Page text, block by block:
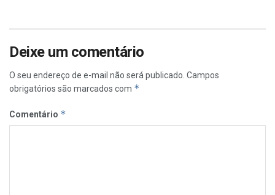
Deixe um comentário
O seu endereço de e-mail não será publicado. Campos
obrigatórios são marcados com *
Comentário *